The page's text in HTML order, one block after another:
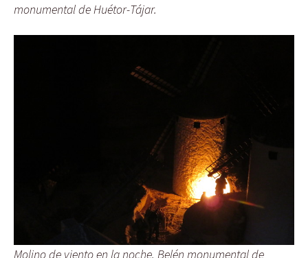
monumental de Huétor-Tájar.
Molino de viento en la noche. Belén monumental de